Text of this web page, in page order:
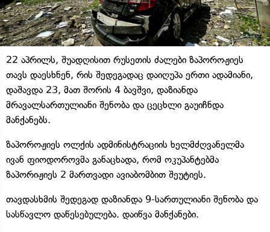
22 აპრილს, შუადღისით რუსეთის ძალები ზაპოროჟიეს
თავს დაესხნენ, რის შედეგადაც დაიღუპა ერთი ადამიანი,
დაშავდა 23, მათ შორის 4 ბავშვი, დაზიანდა
მრავალსართულიანი შენობა და ცეცხლი გაუიჩნდა
მანქანებს.
ზაპოროჟიეს ოლქის ადმინისტრაციის ხელმძღვანელმა
ივან ფიოდოროვმა განაცხადა, რომ ოკუპანტებმა
ზაპორიჟიეს 2 მართვადი ავიაბომბით შეუტიეს.
თავდასხმის შედეგად დაზიანდა 9-სართულიანი შენობა და
სასწავლო დაწესებულება. დაიწვა მანქანები.